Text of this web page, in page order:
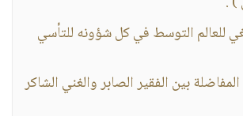
للعالم التوسط في كل شؤونه للتأسي
بين الفقير الصابر والغني الشاكر